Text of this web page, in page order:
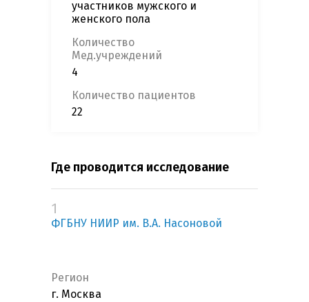
участников мужского и
женского пола
Количество
Мед.учреждений
4
Количество пациентов
22
Где проводится исследование
1
ФГБНУ НИИР им. В.А. Насоновой
Регион
г. Москва